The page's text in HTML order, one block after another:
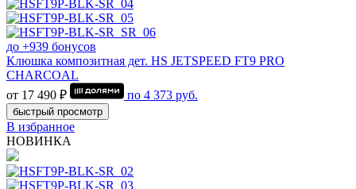
до +939 бонусов
Клюшка композитная дет. HS JETSPEED FT9 PRO
CHARCOAL
от 17 490 ₽
по 4 373 руб.
быстрый просмотр
В избранное
НОВИНКА